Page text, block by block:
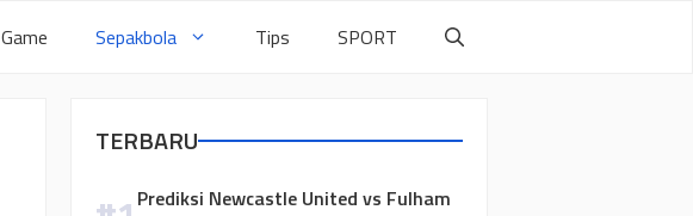
Game Sepakbola Tips SPORT
TERBARU
Prediksi Newcastle United vs Fulham